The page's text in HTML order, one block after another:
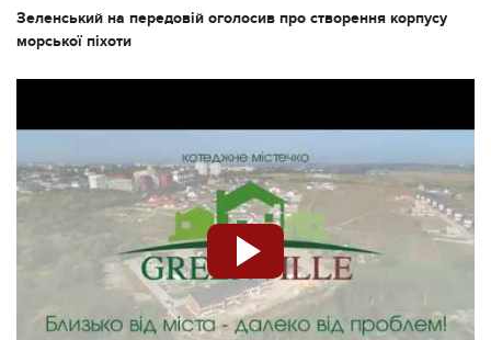
Зеленський на передовій оголосив про створення корпусу
морської піхоти